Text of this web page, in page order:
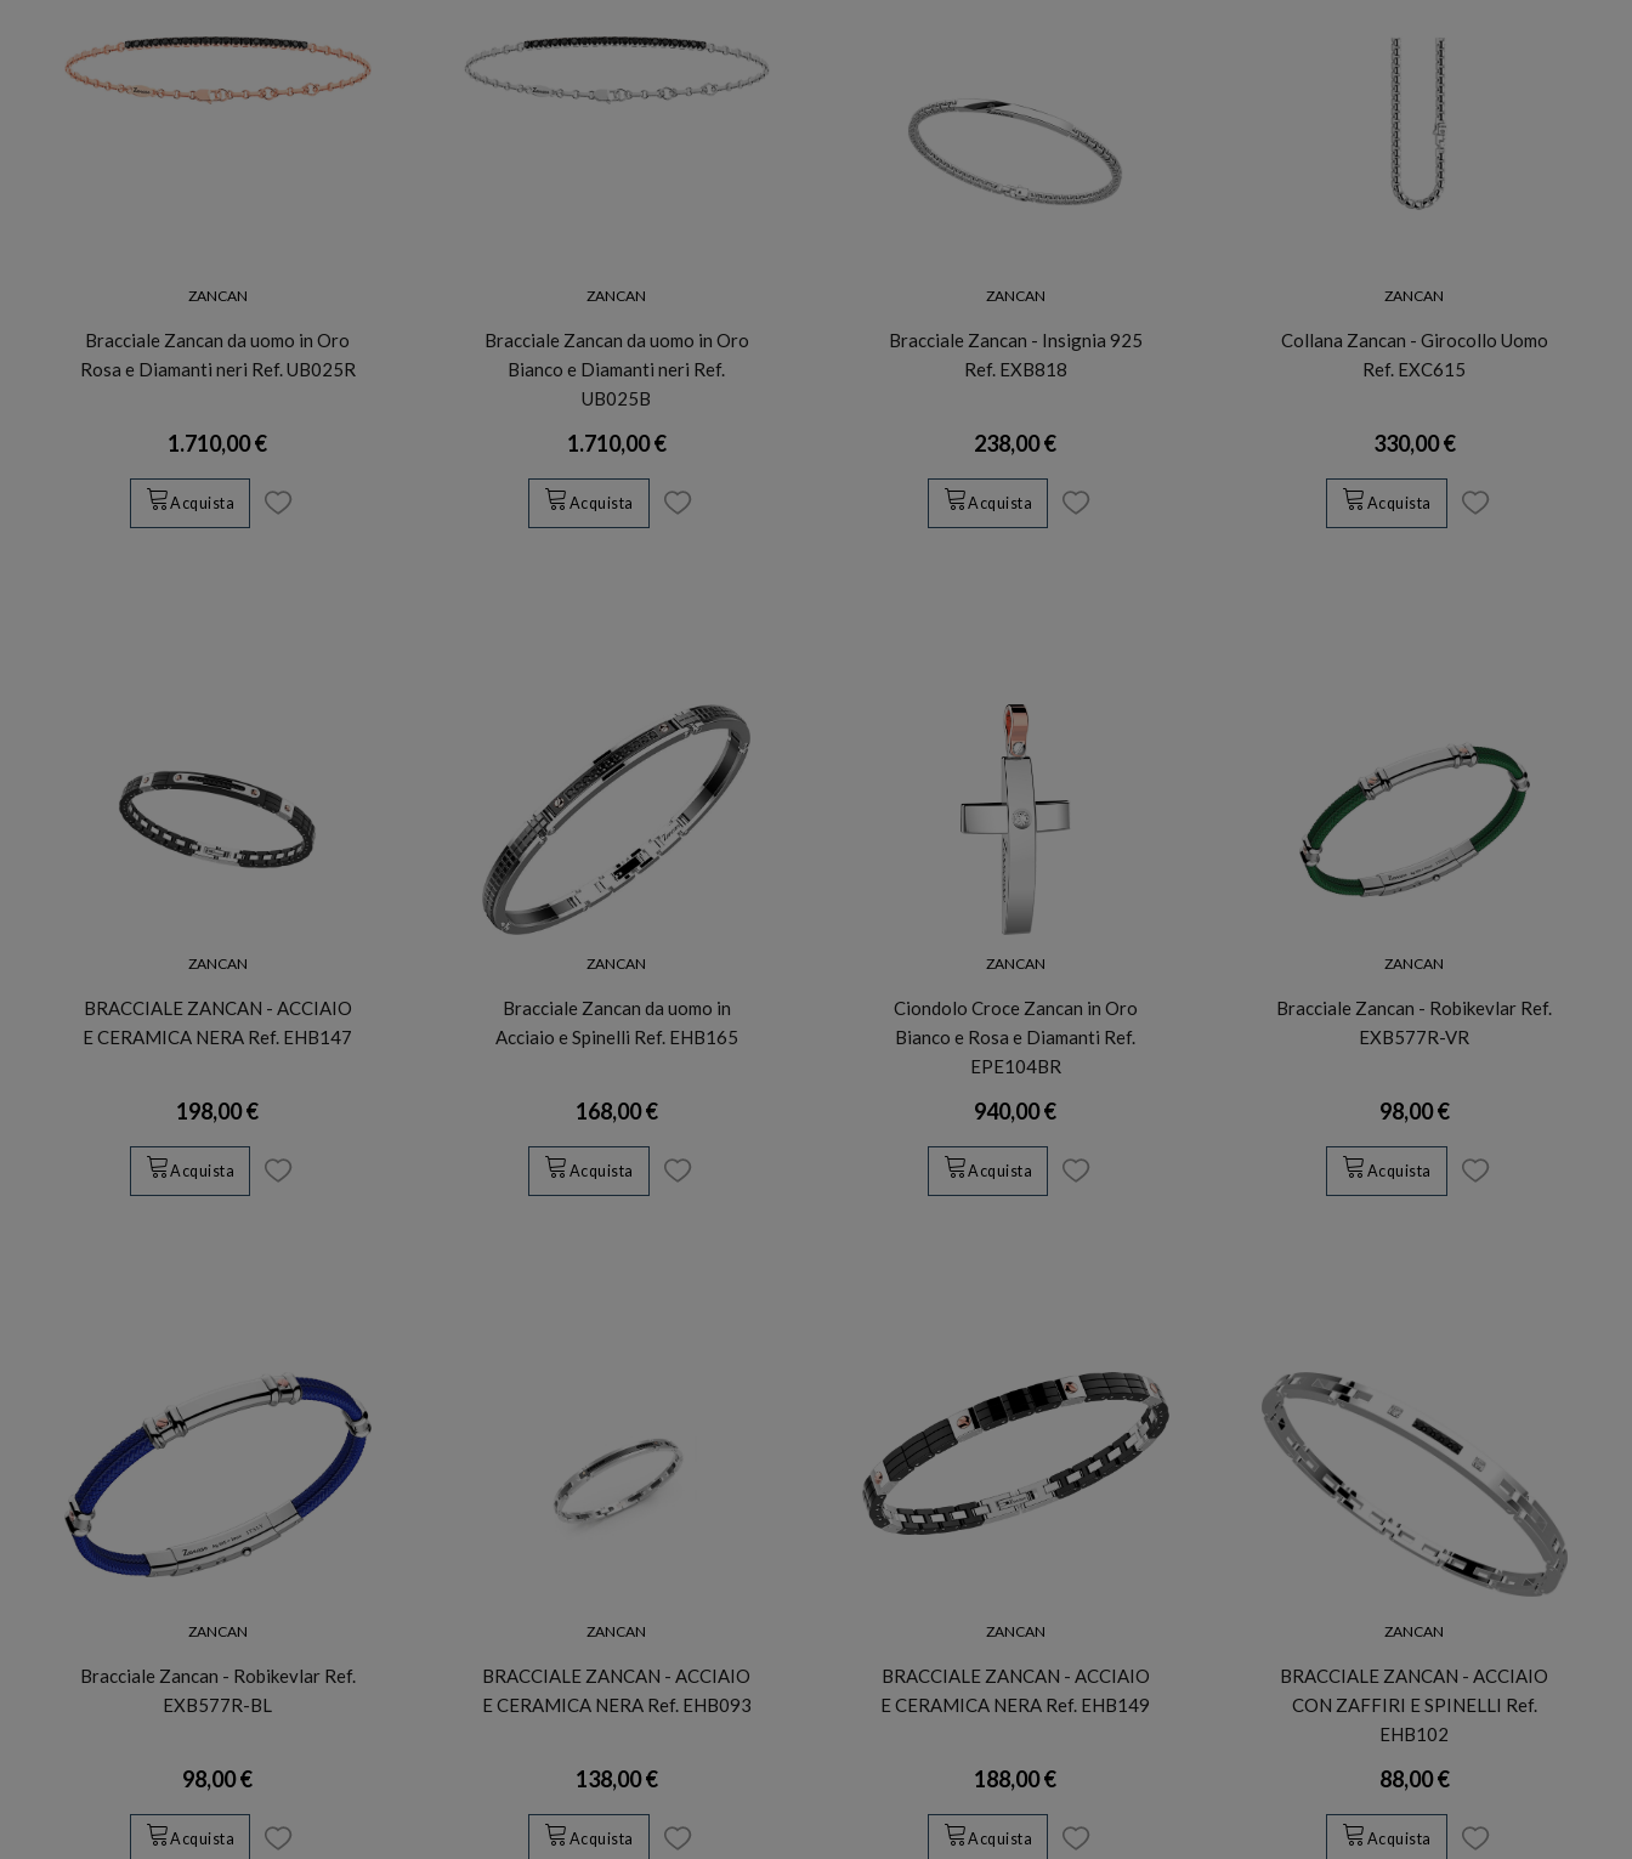
ZANCAN
Bracciale Zancan da uomo in Oro
Rosa e Diamanti neri Ref. UB025R
1.710,00 €
Acquista
ZANCAN
Bracciale Zancan da uomo in Oro
Bianco e Diamanti neri Ref.
UB025B
1.710,00 €
Acquista
ZANCAN
Bracciale Zancan - Insignia 925
Ref. EXB818
238,00 €
Acquista
ZANCAN
Collana Zancan - Girocollo Uomo
Ref. EXC615
330,00 €
Acquista
ZANCAN
BRACCIALE ZANCAN - ACCIAIO
E CERAMICA NERA Ref. EHB147
198,00 €
Acquista
ZANCAN
Bracciale Zancan da uomo in
Acciaio e Spinelli Ref. EHB165
168,00 €
Acquista
ZANCAN
Ciondolo Croce Zancan in Oro
Bianco e Rosa e Diamanti Ref.
EPE104BR
940,00 €
Acquista
ZANCAN
Bracciale Zancan - Robikevlar Ref.
EXB577R-VR
98,00 €
Acquista
ZANCAN
Bracciale Zancan - Robikevlar Ref.
EXB577R-BL
98,00 €
Acquista
ZANCAN
BRACCIALE ZANCAN - ACCIAIO
E CERAMICA NERA Ref. EHB093
138,00 €
Acquista
ZANCAN
BRACCIALE ZANCAN - ACCIAIO
E CERAMICA NERA Ref. EHB149
188,00 €
Acquista
ZANCAN
BRACCIALE ZANCAN - ACCIAIO
CON ZAFFIRI E SPINELLI Ref.
EHB102
88,00 €
Acquista